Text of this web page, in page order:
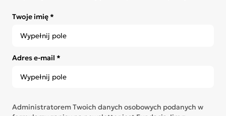
Twoje imię *
Adres e-mail *
Administratorem Twoich danych osobowych podanych w